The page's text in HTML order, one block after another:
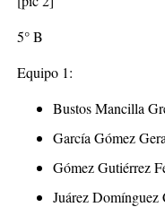
5° B
Equipo 1:
Bustos Mancilla
García Gómez
Gómez Gutiérrez
Juárez Domínguez